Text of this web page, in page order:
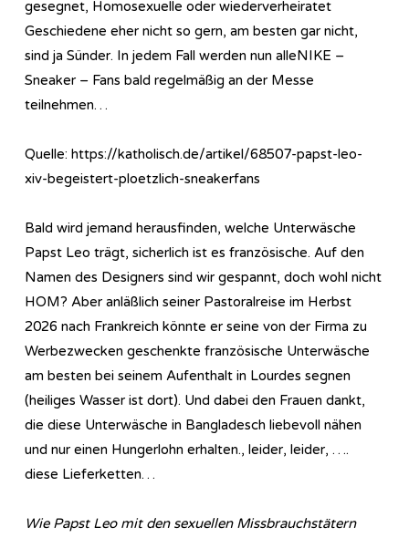
gesegnet, Homosexuelle oder wiederverheiratet
Geschiedene eher nicht so gern, am besten gar nicht,
sind ja Sünder. In jedem Fall werden nun alleNIKE –
Sneaker – Fans bald regelmäßig an der Messe
teilnehmen…
Quelle: https://katholisch.de/artikel/68507-papst-leo-
xiv-begeistert-ploetzlich-sneakerfans
Bald wird jemand herausfinden, welche Unterwäsche
Papst Leo trägt, sicherlich ist es französische. Auf den
Namen des Designers sind wir gespannt, doch wohl nicht
HOM? Aber anläßlich seiner Pastoralreise im Herbst
2026 nach Frankreich könnte er seine von der Firma zu
Werbezwecken geschenkte französische Unterwäsche
am besten bei seinem Aufenthalt in Lourdes segnen
(heiliges Wasser ist dort). Und dabei den Frauen dankt,
die diese Unterwäsche in Bangladesch liebevoll nähen
und nur einen Hungerlohn erhalten., leider, leider, ….
diese Lieferketten…
Wie Papst Leo mit den sexuellen Missbrauchstätern